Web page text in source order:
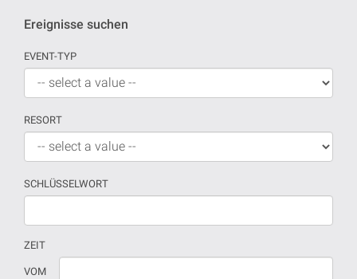
Ereignisse suchen
EVENT-TYP
RESORT
SCHLÜSSELWORT
ZEIT
Wenn
Datum
VOM